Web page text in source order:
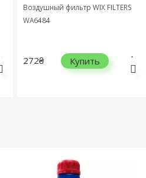
Воздушный фильтр WIX FILTERS
WA6484
272₴ Купить